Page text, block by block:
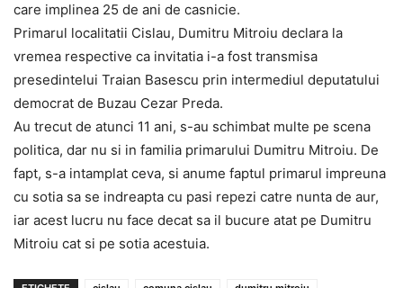
care implinea 25 de ani de casnicie.
Primarul localitatii Cislau, Dumitru Mitroiu declara la
vremea respective ca invitatia i-a fost transmisa
presedintelui Traian Basescu prin intermediul deputatului
democrat de Buzau Cezar Preda.
Au trecut de atunci 11 ani, s-au schimbat multe pe scena
politica, dar nu si in familia primarului Dumitru Mitroiu. De
fapt, s-a intamplat ceva, si anume faptul primarul impreuna
cu sotia sa se indreapta cu pasi repezi catre nunta de aur,
iar acest lucru nu face decat sa il bucure atat pe Dumitru
Mitroiu cat si pe sotia acestuia.